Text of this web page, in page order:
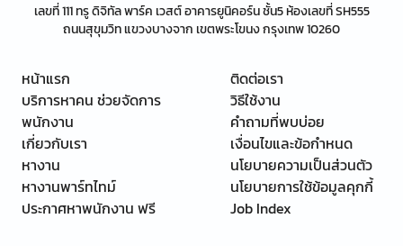
เลขที่ 111 ทรู ดิจิทัล พาร์ค เวสต์ อาคารยูนิคอร์น ชั้น5 ห้องเลขที่ SH555
ถนนสุขุมวิท แขวงบางจาก เขตพระโขนง กรุงเทพ 10260
หน้าแรก
บริการหาคน ช่วยจัดการ
พนักงาน
เกี่ยวกับเรา
หางาน
หางานพาร์ทไทม์
ประกาศหาพนักงาน ฟรี
ติดต่อเรา
วิธีใช้งาน
คำถามที่พบบ่อย
เงื่อนไขและข้อกำหนด
นโยบายความเป็นส่วนตัว
นโยบายการใช้ข้อมูลคุกกี้
Job Index